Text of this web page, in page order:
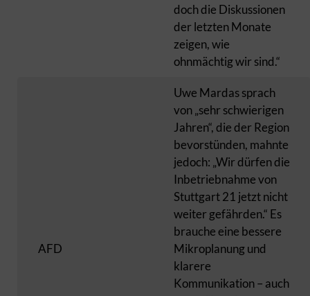
doch die Diskussionen
der letzten Monate
zeigen, wie
ohnmächtig wir sind.“
AFD
Uwe Mardas sprach
von „sehr schwierigen
Jahren“, die der Region
bevorstünden, mahnte
jedoch: „Wir dürfen die
Inbetriebnahme von
Stuttgart 21 jetzt nicht
weiter gefährden.“ Es
brauche eine bessere
Mikroplanung und
klarere
Kommunikation – auch